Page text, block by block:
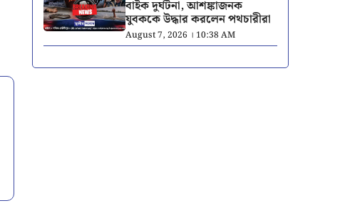
বাইক দুর্ঘটনা, আশঙ্কাজনক
যুবককে উদ্ধার করলেন পথচারীরা
August 7, 2026 । 10:38 AM